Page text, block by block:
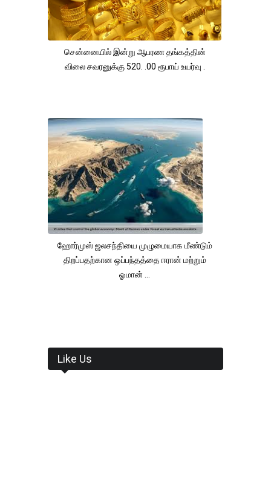
சென்னையில் இன்று ஆபரண தங்கத்தின்
விலை சவரனுக்கு 520. .00 ரூபாய் உயர்வு .
ஹோர்முஸ் ஜலசந்தியை முழுமையாக மீண்டும்
திறப்பதற்கான ஒப்பந்தத்தை ஈரான் மற்றும்
ஓமான் ...
Like Us